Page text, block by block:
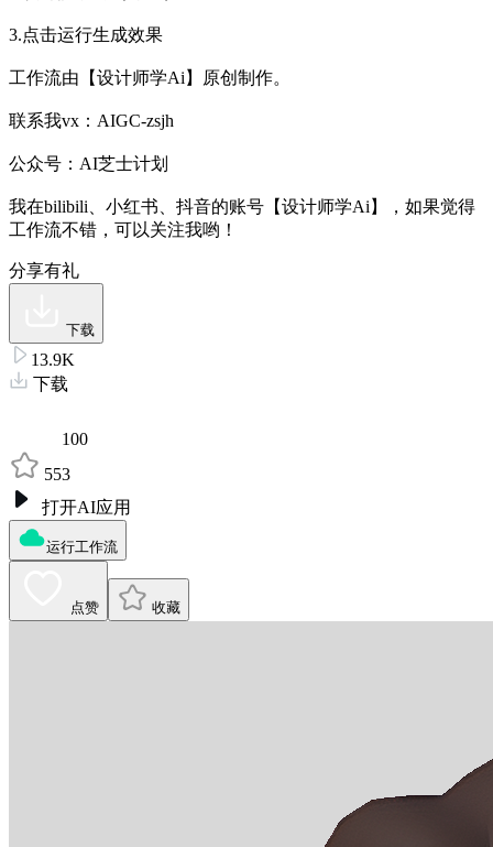
3.点击运行生成效果
工作流由【设计师学Ai】原创制作。
联系我vx：AIGC-zsjh
公众号：AI芝士计划
我在bilibili、小红书、抖音的账号【设计师学Ai】，如果觉得
工作流不错，可以关注我哟！
分享有礼
下载
13.9K
下载
100
553
打开AI应用
运行工作流
点赞 收藏